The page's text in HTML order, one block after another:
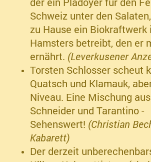
Schweiz unter den
zu Hause ein Biokraftwerk
Hamsters betreibt, den er
ernährt. (Leverkusener
Torsten Schlosser scheut
Quatsch und Klamauk,
Niveau. Eine Mischung
Schneider und Tarantino -
Sehenswert! (Christian
Kabarett)
Der derzeit